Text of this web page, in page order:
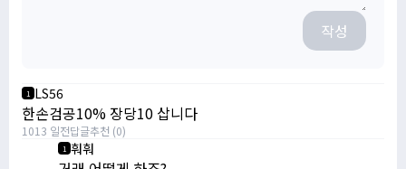
작성
1 LS56
한손검공10% 장당10 삽니다
1013 일전답글추천 (0)
1 훠훠